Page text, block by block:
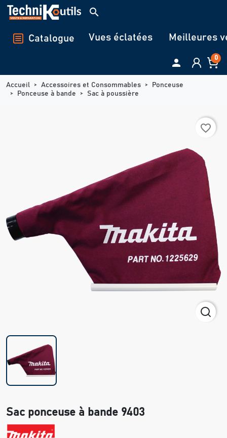
Panneau de gestion des cookies
search
Catalogue Vues éclatées Meilleures
 0
Accueil Accessoires et Consommables
Ponceuse
Ponceuse à bande
Sac à poussière
favorite_border
Sac ponceuse à bande 9403